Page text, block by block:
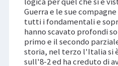
Guerra e le sue
tutti i fondamentali e
hanno scavato profondi
primo e il secondo
storia, nel terzo l'Italia si
sull'8-2 ed ha creduto di